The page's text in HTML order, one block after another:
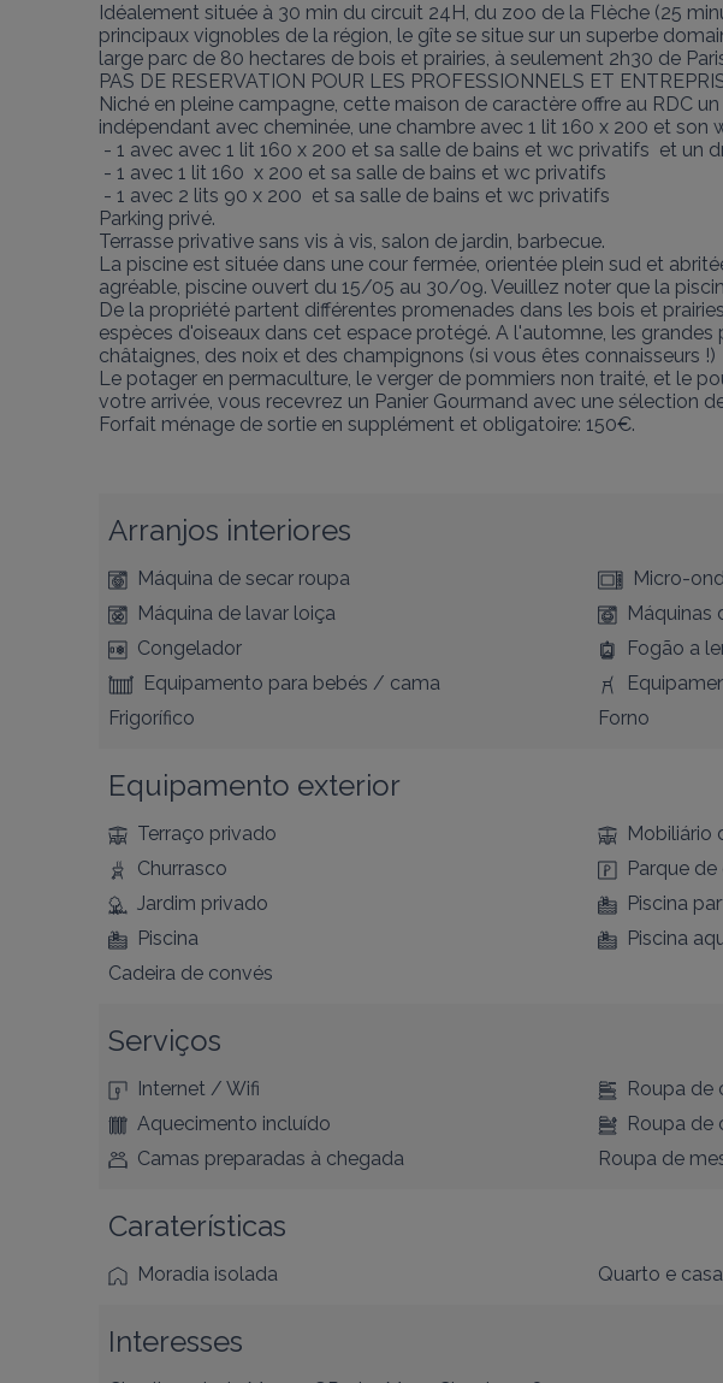
Idéalement située à 30 min du circuit 24H, du zoo de la Flèche (25
principaux vignobles de la région, le gîte se situe sur un superbe
large parc de 80 hectares de bois et prairies, à seulement 2h30 de
PAS DE RESERVATION POUR LES PROFESSIONNELS ET
Niché en pleine campagne, cette maison de caractère offre au RDC
indépendant avec cheminée, une chambre avec 1 lit 160 x 200 et
Parking privé.
Terrasse privative sans vis à vis, salon de jardin, barbecue.
La piscine est située dans une cour fermée, orientée plein sud et
agréable, piscine ouvert du 15/05 au 30/09. Veuillez noter que la
De la propriété partent différentes promenades dans les bois et
espèces d'oiseaux dans cet espace protégé. A l'automne, les
châtaignes, des noix et des champignons (si vous êtes connaisseurs !)
Le potager en permaculture, le verger de pommiers non traité, et le
votre arrivée, vous recevrez un Panier Gourmand avec une sélection
Forfait ménage de sortie en supplément et obligatoire: 150€.
Arranjos interiores
Máquina de secar roupa
Micro-
Máquina de lavar loiça
Máquinas
Congelador
Fogão a
Equipamento para bebés / cama
Frigorífico
Forno
Equipamento exterior
Terraço privado
Mobiliário
Churrasco
Parque
Jardim privado
Piscina
Piscina
Piscina
Cadeira de convés
Serviços
Internet / Wifi
Roupa de
Aquecimento incluído
Roupa de
Camas preparadas à chegada
Roupa de
Caraterísticas
Moradia isolada Quarto e
Interesses